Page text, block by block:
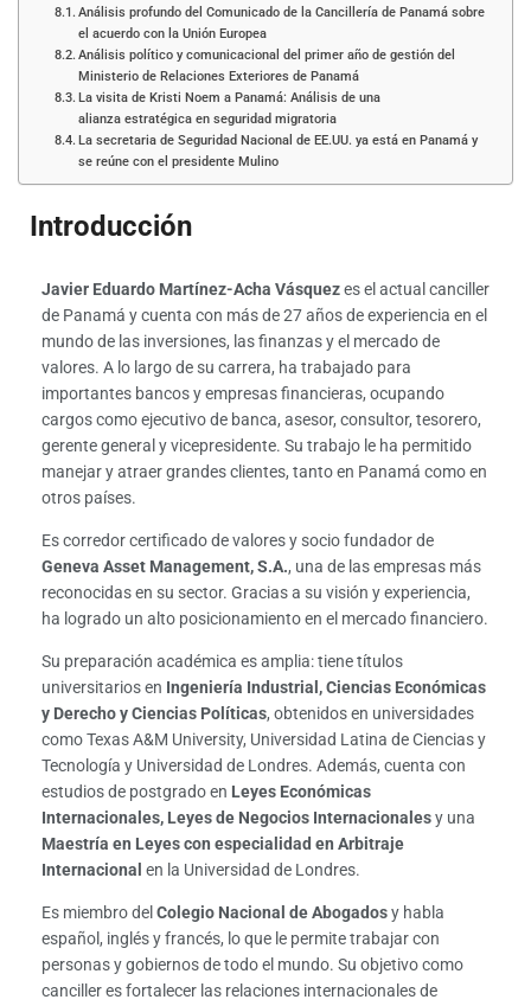
Análisis profundo del Comunicado de la Cancillería de Panamá sobre
el acuerdo con la Unión Europea
Análisis político y comunicacional del primer año de gestión del
Ministerio de Relaciones Exteriores de Panamá
La visita de Kristi Noem a Panamá: Análisis de una
alianza estratégica en seguridad migratoria
La secretaria de Seguridad Nacional de EE.UU. ya está en Panamá y
se reúne con el presidente Mulino
Introducción
Javier Eduardo Martínez-Acha Vásquezes el actual canciller
de Panamá y cuenta con más de 27 años de experiencia en el
mundo de las inversiones, las finanzas y el mercado de
valores. A lo largo de su carrera, ha trabajado para
importantes bancos y empresas financieras, ocupando
cargos como ejecutivo de banca, asesor, consultor, tesorero,
gerente general y vicepresidente. Su trabajo le ha permitido
manejar y atraer grandes clientes, tanto en Panamá como en
otros países.
Es corredor certificado de valores y socio fundador de
Geneva Asset Management, S.A., una de las empresas más
reconocidas en su sector. Gracias a su visión y experiencia,
ha logrado un alto posicionamiento en el mercado financiero.
Su preparación académica es amplia: tiene títulos
universitarios en Ingeniería Industrial, Ciencias Económicas
y Derecho y Ciencias Políticas, obtenidos en universidades
como Texas A&M University, Universidad Latina de Ciencias y
Tecnología y Universidad de Londres. Además, cuenta con
estudios de postgrado en Leyes Económicas
Internacionales, Leyes de Negocios Internacionalesy una
Maestría en Leyes con especialidad en Arbitraje
Internacional en la Universidad de Londres.
Es miembro del Colegio Nacional de Abogadosy habla
español, inglés y francés, lo que le permite trabajar con
personas y gobiernos de todo el mundo. Su objetivo como
canciller es fortalecer las relaciones internacionales de